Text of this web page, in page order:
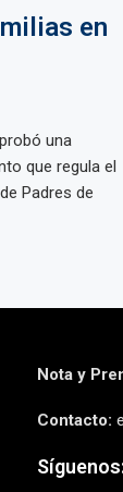
en
una
que regula el
Padres de
Nota y
Contacto: